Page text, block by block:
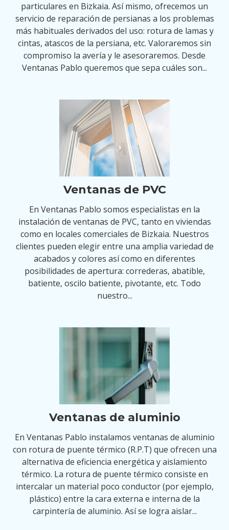
particulares en Bizkaia. Así mismo, ofrecemos un
servicio de reparación de persianas a los problemas
más habituales derivados del uso: rotura de lamas y
cintas, atascos de la persiana, etc. Valoraremos sin
compromiso la avería y le asesoraremos. Desde
Ventanas Pablo queremos que sepa cuáles son...
Ventanas de PVC
En Ventanas Pablo somos especialistas en la
instalación de ventanas de PVC, tanto en viviendas
como en locales comerciales de Bizkaia. Nuestros
clientes pueden elegir entre una amplia variedad de
acabados y colores así como en diferentes
posibilidades de apertura: correderas, abatible,
batiente, oscilo batiente, pivotante, etc. Todo
nuestro...
Ventanas de aluminio
En Ventanas Pablo instalamos ventanas de aluminio
con rotura de puente térmico (R.P.T) que ofrecen una
alternativa de eficiencia energética y aislamiento
térmico. La rotura de puente térmico consiste en
intercalar un material poco conductor (por ejemplo,
plástico) entre la cara externa e interna de la
carpintería de aluminio. Así se logra aislar...